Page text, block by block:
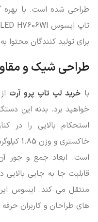
طراحی شده است. با بهره‌
برای تولید کنندگان محتوا
طراحی شیک و
با خرید لپ تاپ پرو آرت
خواهید برد. بدنه این
استحکام بالایی را در
است. ابعاد جمع ‌و جور
قابلیت جا به جایی
منتقل می‌ کند. ایسوس
های طراحان و کاربران